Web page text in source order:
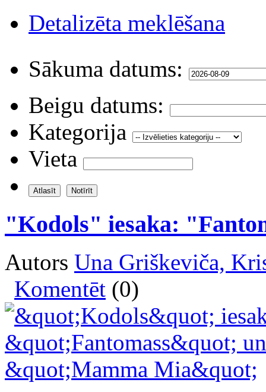
Detalizēta meklēšana
Sākuma datums:
Beigu datums:
Kategorija
Vieta
"Kodols" iesaka:
Autors Una Griškeviča,
Komentēt (0)